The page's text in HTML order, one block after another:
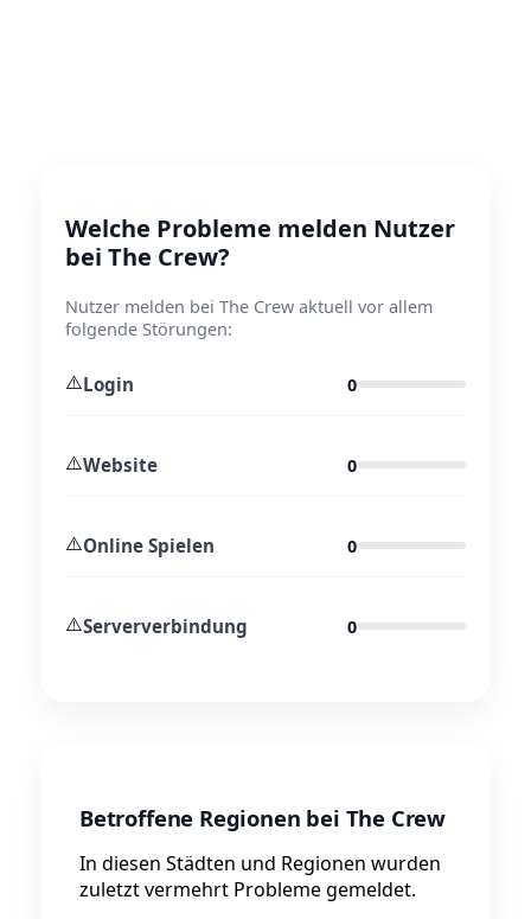
Welche Probleme melden Nutzer
bei The Crew?
Nutzer melden bei The Crew aktuell vor allem
folgende Störungen:
⚠️Login 0
⚠️Website 0
⚠️Online Spielen 0
⚠️Serververbindung 0
Betroffene Regionen bei The Crew
In diesen Städten und Regionen wurden
zuletzt vermehrt Probleme gemeldet.